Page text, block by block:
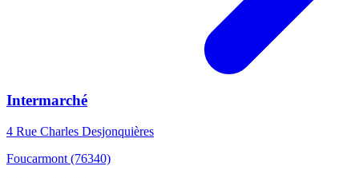
Intermarché
4 Rue Charles Desjonquières
Foucarmont (76340)